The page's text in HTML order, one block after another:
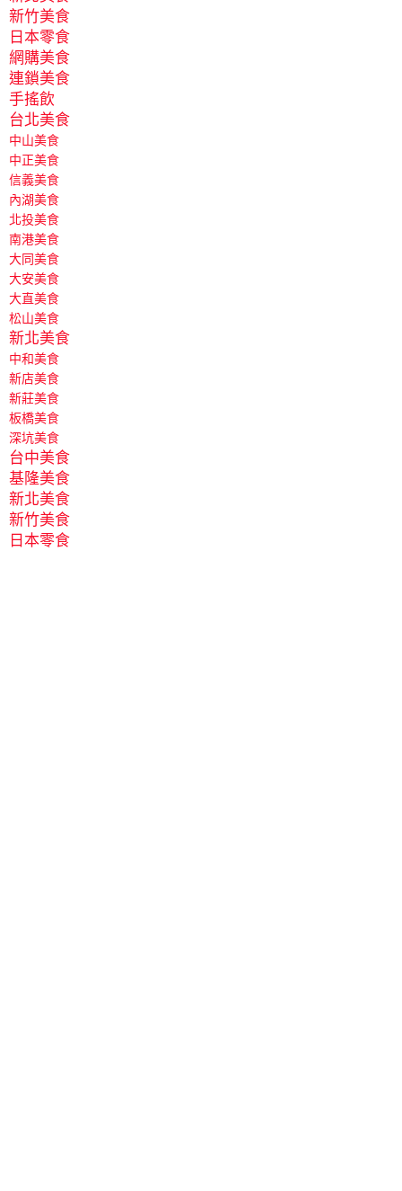
新竹美食
日本零食
網購美食
連鎖美食
手搖飲
台北美食
中山美食
中正美食
信義美食
內湖美食
北投美食
南港美食
大同美食
大安美食
大直美食
松山美食
新北美食
中和美食
新店美食
新莊美食
板橋美食
深坑美食
台中美食
基隆美食
新北美食
新竹美食
日本零食